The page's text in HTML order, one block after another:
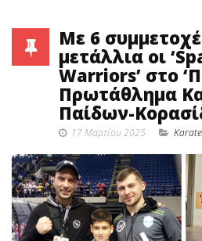
Με 6
μετάλλια οι
Warriors’ στο
Πρωτάθλημα
Παίδων-
17 Μαρτίου 2025 Karate